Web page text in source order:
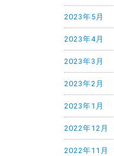
2023年5月
2023年4月
2023年3月
2023年2月
2023年1月
2022年12月
2022年11月